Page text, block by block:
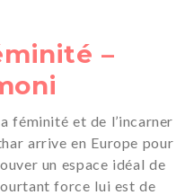
–
féminité et de l’incarner
arrive en Europe pour
un espace idéal de
force lui est de